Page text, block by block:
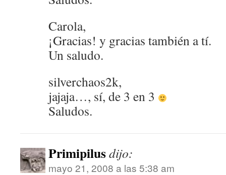
Carola,
¡Gracias! y gracias también a tí.
Un saludo.
silverchaos2k,
jajaja…, sí, de 3 en 3
Saludos.
Primipilusdijo:
mayo 21, 2008 a las 5:38 am